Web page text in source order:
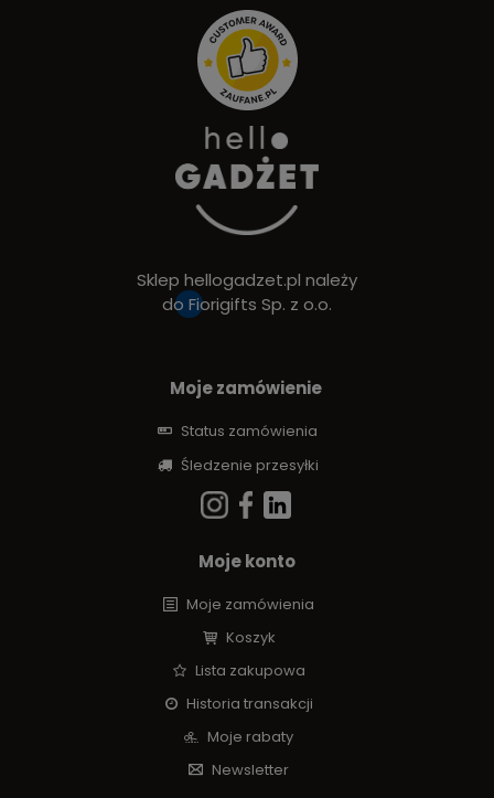
Sklep hellogadzet.pl należy
do Fiorigifts Sp. z o.o.
Moje zamówienie
Status zamówienia
Śledzenie przesyłki
Moje konto
Moje zamówienia
Koszyk
Lista zakupowa
Historia transakcji
Moje rabaty
Newsletter